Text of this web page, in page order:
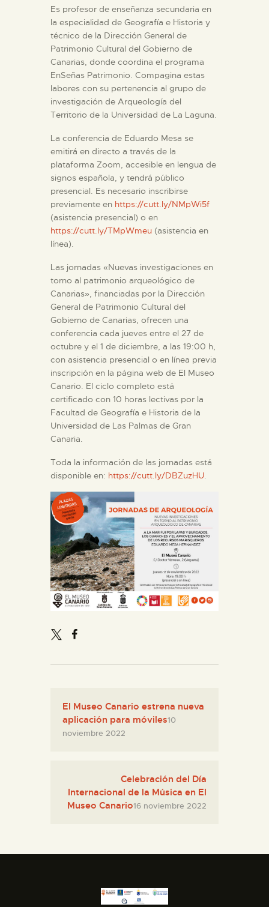
Es profesor de enseñanza secundaria en
la especialidad de Geografía e Historia y
técnico de la Dirección General de
Patrimonio Cultural del Gobierno de
Canarias, donde coordina el programa
EnSeñas Patrimonio. Compagina estas
labores con su pertenencia al grupo de
investigación de Arqueología del
Territorio de la Universidad de La Laguna.
La conferencia de Eduardo Mesa se
emitirá en directo a través de la
plataforma Zoom, accesible en lengua de
signos española, y tendrá público
presencial. Es necesario inscribirse
previamente en https://cutt.ly/NMpWi5f
(asistencia presencial) o en
https://cutt.ly/TMpWmeu (asistencia en
línea).
Las jornadas «Nuevas investigaciones en
torno al patrimonio arqueológico de
Canarias», financiadas por la Dirección
General de Patrimonio Cultural del
Gobierno de Canarias, ofrecen una
conferencia cada jueves entre el 27 de
octubre y el 1 de diciembre, a las 19:00 h,
con asistencia presencial o en línea previa
inscripción en la página web de El Museo
Canario. El ciclo completo está
certificado con 10 horas lectivas por la
Facultad de Geografía e Historia de la
Universidad de Las Palmas de Gran
Canaria.
Toda la información de las jornadas está
disponible en: https://cutt.ly/DBZuzHU
El Museo Canario estrena nueva
aplicación para móviles10
noviembre 2022
Celebración del Día
Internacional de la Música en El
Museo Canario16 noviembre 2022